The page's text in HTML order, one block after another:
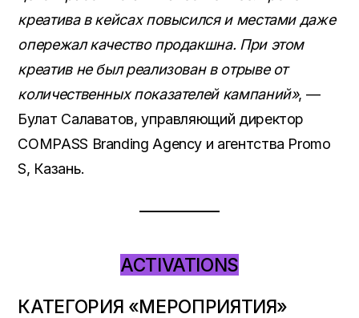
креатива в кейсах повысился и местами даже
опережал качество продакшна. При этом
креатив не был реализован в отрыве от
количественных показателей кампаний», —
Булат Салаватов, управляющий директор
COMPASS Branding Agency и агентства Promo
S, Казань.
ACTIVATIONS
КАТЕГОРИЯ «МЕРОПРИЯТИЯ»